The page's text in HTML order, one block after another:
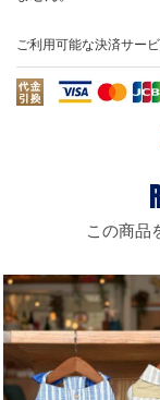
ご利用可能な決済サー
この商品